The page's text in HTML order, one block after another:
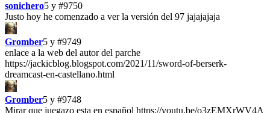
sonichero5 y #9750
Justo hoy he comenzado a ver la versión del 97 jajajajaja
Gromber5 y #9749
enlace a la web del autor del parche
https://jackicblog.blogspot.com/2021/11/sword-of-berserk-
dreamcast-en-castellano.html
Gromber5 y #9748
Mirar que juegazo esta en español https://youtu.be/o3zEMXrWV4A